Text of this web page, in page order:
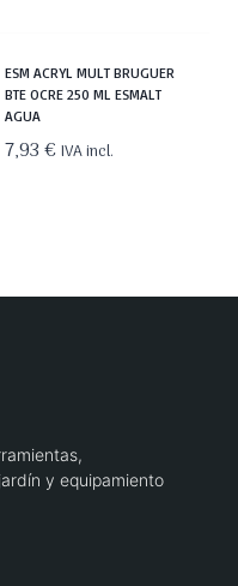
ESM ACRYL MULT BRUGUER
BTE OCRE 250 ML ESMALT
AGUA
7,93€ IVA incl.
y equipamiento